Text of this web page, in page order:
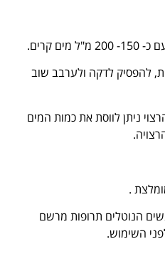
היטב במשך 30 שניות, להפסיק לדקה ולערבב שוב
ניתן לווסת את כמות המים
.
הנוטלים תרופות מרשם
השימוש.